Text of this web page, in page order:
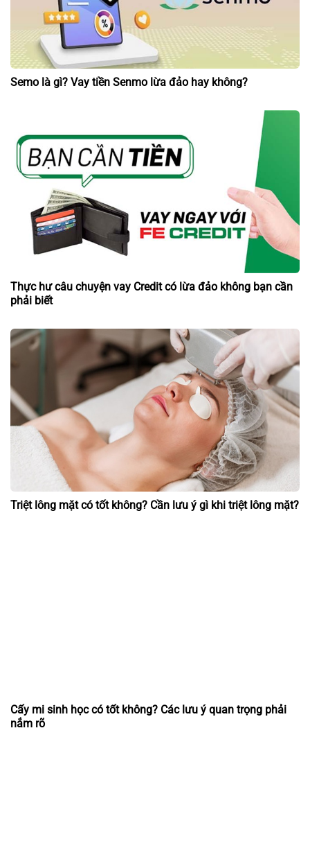
Semo là gì? Vay tiền Senmo lừa đảo hay không?
Thực hư câu chuyện vay Credit có lừa đảo không bạn cần
phải biết
Triệt lông mặt có tốt không? Cần lưu ý gì khi triệt lông mặt?
Cấy mi sinh học có tốt không? Các lưu ý quan trọng phải
nắm rõ